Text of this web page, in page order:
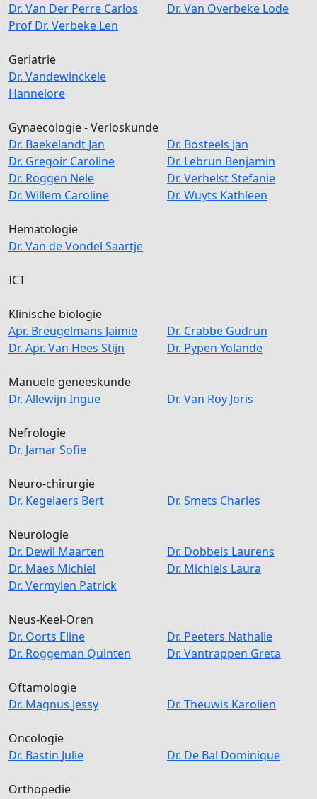
Dr. Van Der Perre Carlos Dr. Van Overbeke Lode
Prof Dr. Verbeke Len
Geriatrie
Dr. Vandewinckele
Hannelore
Gynaecologie - Verloskunde
Dr. Baekelandt Jan Dr. Bosteels Jan
Dr. Gregoir Caroline Dr. Lebrun Benjamin
Dr. Roggen Nele Dr. VerhelstStefanie
Dr. Willem Caroline Dr. Wuyts Kathleen
Hematologie
Dr. Van de Vondel Saartje
ICT
Klinische biologie
Apr. Breugelmans Jaimie Dr. Crabbe Gudrun
Dr. Apr. Van Hees Stijn Dr. Pypen Yolande
Manuele geneeskunde
Dr. Allewijn Ingue Dr. Van Roy Joris
Nefrologie
Dr. JamarSofie
Neuro-chirurgie
Dr. Kegelaers Bert Dr. Smets Charles
Neurologie
Dr. Dewil Maarten Dr. Dobbels Laurens
Dr. Maes Michiel Dr. Michiels Laura
Dr. Vermylen Patrick
Neus-Keel-Oren
Dr. Oorts Eline Dr. Peeters Nathalie
Dr. Roggeman Quinten Dr. Vantrappen Greta
Oftamologie
Dr. Magnus Jessy Dr. Theuwis Karolien
Oncologie
Dr. Bastin Julie Dr. De Bal Dominique
Orthopedie